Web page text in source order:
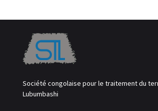
Société congolaise pour le traitement du
Lubumbashi